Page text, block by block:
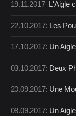
19.11.2017: L'Aigle
22.10.2017: Les
17.10.2017: Un
03.10.2017: Deux
20.09.2017: Une
08.09.2017: Un